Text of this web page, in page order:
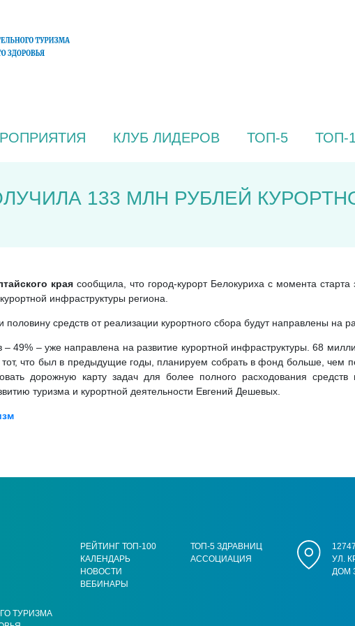
КЛУБ ЛИДЕРОВ ТОП-5 ТОП-
133 МЛН РУБЛЕЙ
края сообщила, что город-курорт Белокуриха с момента
инфраструктуры региона.
средств от реализации курортного сбора будут направлены на
49% – уже направлена на развитие курортной инфраструктуры. 68
что был в предыдущие годы, планируем собрать в фонд больше, чем
дорожную карту задач для более полного расходования средств
туризма и курортной деятельности Евгений Дешевых.
ТУРИЗМА
РЕЙТИНГ ТОП-100
КАЛЕНДАРЬ
НОВОСТИ
ВЕБИНАРЫ
ТОП-5 ЗДРАВНИЦ
АССОЦИАЦИЯ
УЛ.
ДОМ